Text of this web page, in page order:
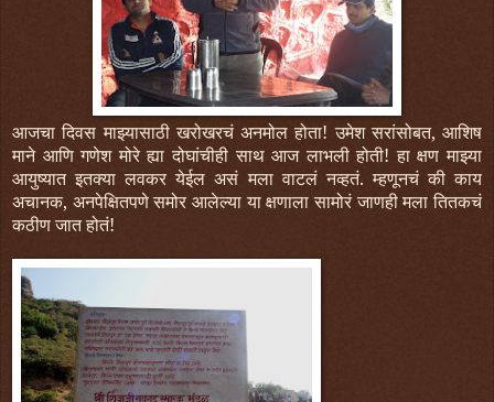
आजचा दिवस माझ्यासाठी खरोखरचं अनमोल होता! उमेश सरांसोबत, आशिष
माने आणि गणेश मोरे ह्या दोघांचीही साथ आज लाभली होती! हा क्षण माझ्या
आयुष्यात इतक्या लवकर येईल असं मला वाटलं नव्हतं. म्हणूनचं की काय
अचानक, अनपेक्षितपणे समोर आलेल्या या क्षणाला सामोरं जाणही मला तितकचं
कठीण जात होतं!